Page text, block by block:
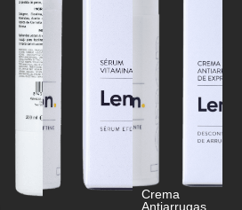
Crema
Antiarrugas